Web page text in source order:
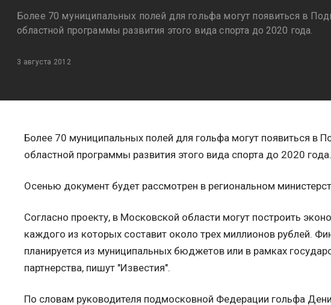
Более 70 муниципальных полей для гольфа могут появиться в
областной программы развития этого вида спорта до 2020 года.
3 августа 2012
Более 70 муниципальных полей для гольфа могут появиться в
областной программы развития этого вида спорта до 2020 года.
Осенью документ будет рассмотрен в региональном
Согласно проекту, в Московской области могут построить
каждого из которых составит около трех миллионов рублей.
планируется из муниципальных бюджетов или в рамках
партнерства, пишут "Известия".
По словам руководителя подмосковной Федерации гольфа